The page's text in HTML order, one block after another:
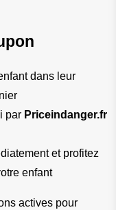
dans leur
par Priceindanger.fr
et profitez
enfant
actives pour